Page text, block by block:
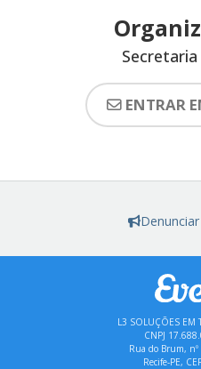
ENTRAR
L3 SOLUÇÕES EM
CNPJ
Rua do Brum,
Recife-PE,